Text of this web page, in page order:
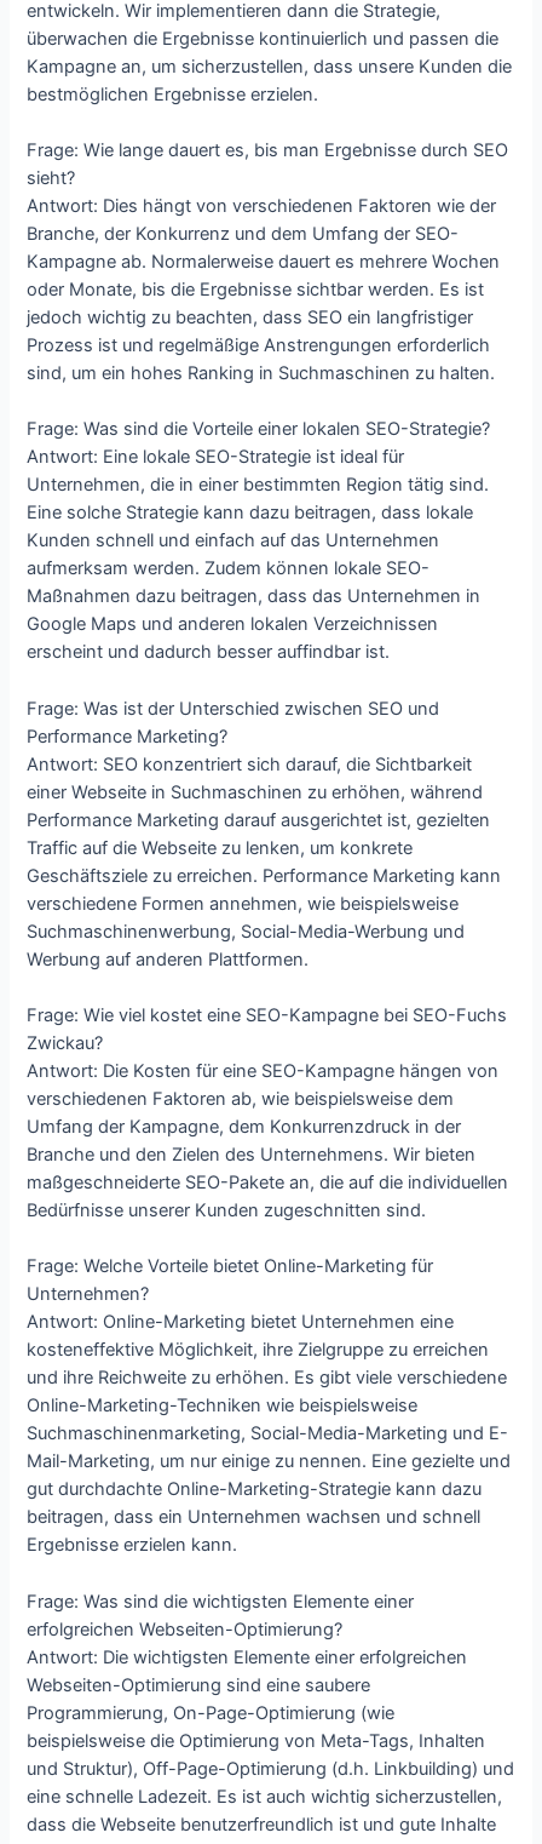
entwickeln. Wir implementieren dann die Strategie,
überwachen die Ergebnisse kontinuierlich und passen die
Kampagne an, um sicherzustellen, dass unsere Kunden die
bestmöglichen Ergebnisse erzielen.
Frage: Wie lange dauert es, bis man Ergebnisse durch SEO
sieht?
Antwort: Dies hängt von verschiedenen Faktoren wie der
Branche, der Konkurrenz und dem Umfang der SEO-
Kampagne ab. Normalerweise dauert es mehrere Wochen
oder Monate, bis die Ergebnisse sichtbar werden. Es ist
jedoch wichtig zu beachten, dass SEO ein langfristiger
Prozess ist und regelmäßige Anstrengungen erforderlich
sind, um ein hohes Ranking in Suchmaschinen zu halten.
Frage: Was sind die Vorteile einer lokalen SEO-Strategie?
Antwort: Eine lokale SEO-Strategie ist ideal für
Unternehmen, die in einer bestimmten Region tätig sind.
Eine solche Strategie kann dazu beitragen, dass lokale
Kunden schnell und einfach auf das Unternehmen
aufmerksam werden. Zudem können lokale SEO-
Maßnahmen dazu beitragen, dass das Unternehmen in
Google Maps und anderen lokalen Verzeichnissen
erscheint und dadurch besser auffindbar ist.
Frage: Was ist der Unterschied zwischen SEO und
Performance Marketing?
Antwort: SEO konzentriert sich darauf, die Sichtbarkeit
einer Webseite in Suchmaschinen zu erhöhen, während
Performance Marketing darauf ausgerichtet ist, gezielten
Traffic auf die Webseite zu lenken, um konkrete
Geschäftsziele zu erreichen. Performance Marketing kann
verschiedene Formen annehmen, wie beispielsweise
Suchmaschinenwerbung, Social-Media-Werbung und
Werbung auf anderen Plattformen.
Frage: Wie viel kostet eine SEO-Kampagne bei SEO-Fuchs
Zwickau?
Antwort: Die Kosten für eine SEO-Kampagne hängen von
verschiedenen Faktoren ab, wie beispielsweise dem
Umfang der Kampagne, dem Konkurrenzdruck in der
Branche und den Zielen des Unternehmens. Wir bieten
maßgeschneiderte SEO-Pakete an, die auf die individuellen
Bedürfnisse unserer Kunden zugeschnitten sind.
Frage: Welche Vorteile bietet Online-Marketing für
Unternehmen?
Antwort: Online-Marketing bietet Unternehmen eine
kosteneffektive Möglichkeit, ihre Zielgruppe zu erreichen
und ihre Reichweite zu erhöhen. Es gibt viele verschiedene
Online-Marketing-Techniken wie beispielsweise
Suchmaschinenmarketing, Social-Media-Marketing und E-
Mail-Marketing, um nur einige zu nennen. Eine gezielte und
gut durchdachte Online-Marketing-Strategie kann dazu
beitragen, dass ein Unternehmen wachsen und schnell
Ergebnisse erzielen kann.
Frage: Was sind die wichtigsten Elemente einer
erfolgreichen Webseiten-Optimierung?
Antwort: Die wichtigsten Elemente einer erfolgreichen
Webseiten-Optimierung sind eine saubere
Programmierung, On-Page-Optimierung (wie
beispielsweise die Optimierung von Meta-Tags, Inhalten
und Struktur), Off-Page-Optimierung (d.h. Linkbuilding) und
eine schnelle Ladezeit. Es ist auch wichtig sicherzustellen,
dass die Webseite benutzerfreundlich ist und gute Inhalte